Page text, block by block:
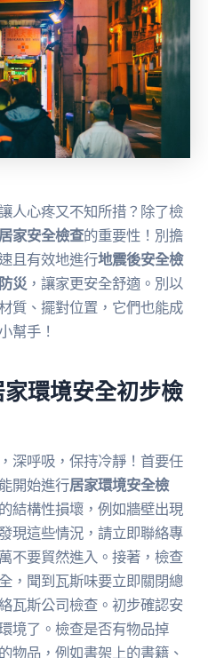
人心疼又不知所措？除了檢
居家安全檢查的重要性！別擔
且有效地進行地震後安全檢
災 ，讓家更安全舒適。別以
質、擺對位置，它們也能成
幫手！
環境安全初步檢
深呼吸，保持冷靜！首要任
開始進行居家環境安全檢
結構性損壞，例如牆壁出現
現這些情況，請立即聯絡專
不要貿然進入。接著，檢查
，聞到瓦斯味要立即關閉總
瓦斯公司檢查。初步確認安
境了。檢查是否有物品掉
物品，例如書架上的書籍、